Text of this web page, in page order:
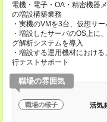
電機・電子・OA・精密機器
の増設構築業務
・実機のVMを3台、仮想サ
・増設したサーバのOS上に
グ解析システムを導入
・増設する運用機材におけ
行テストサポート
職場の雰囲気
職場の様子 活気